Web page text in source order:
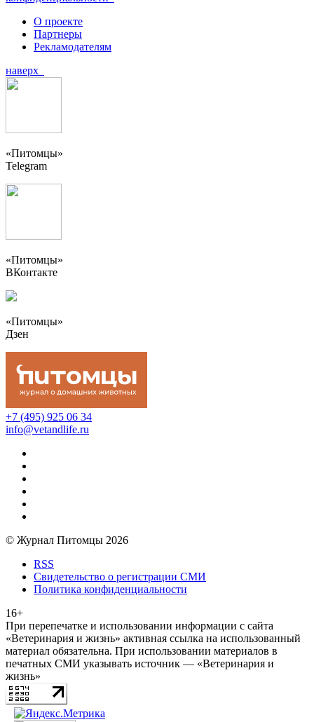
О проекте
Партнеры
Рекламодателям
наверх
«Питомцы»
Telegram
«Питомцы»
ВКонтакте
«Питомцы»
Дзен
+7 (495) 925 06 34
info@vetandlife.ru
© Журнал Питомцы 2026
RSS
Свидетельство о регистрации СМИ
Политика конфиденциальности
16+
При перепечатке и использовании информации с сайта
«Ветеринария и жизнь» активная ссылка на использованный
материал обязательна. При использовании материалов в
печатных СМИ указывать источник — «Ветеринария и
жизнь»